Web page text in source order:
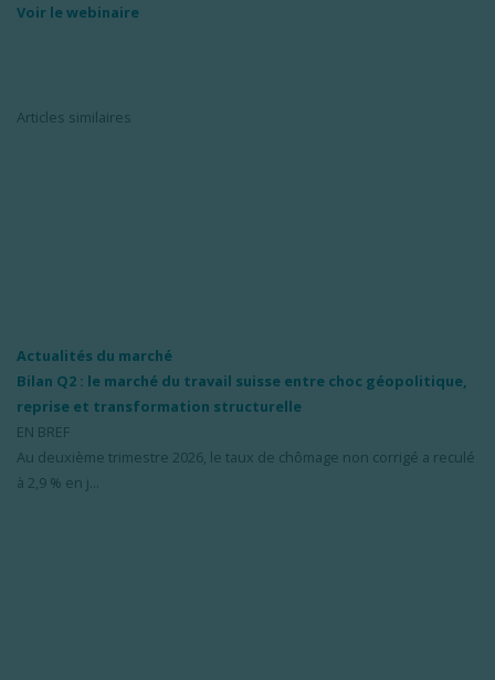
Voir le webinaire
Articles similaires
Actualités du marché
Bilan Q2 : le marché du travail suisse entre choc géopolitique,
reprise et transformation structurelle
EN BREF
Au deuxième trimestre 2026, le taux de chômage non corrigé a reculé
à 2,9 % en j...